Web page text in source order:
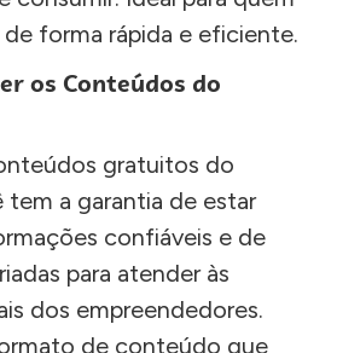
forma rápida e eficiente.
os Conteúdos do
gratuitos do
tem a garantia de estar
confiáveis e de
para atender às
dos empreendedores.
de conteúdo que